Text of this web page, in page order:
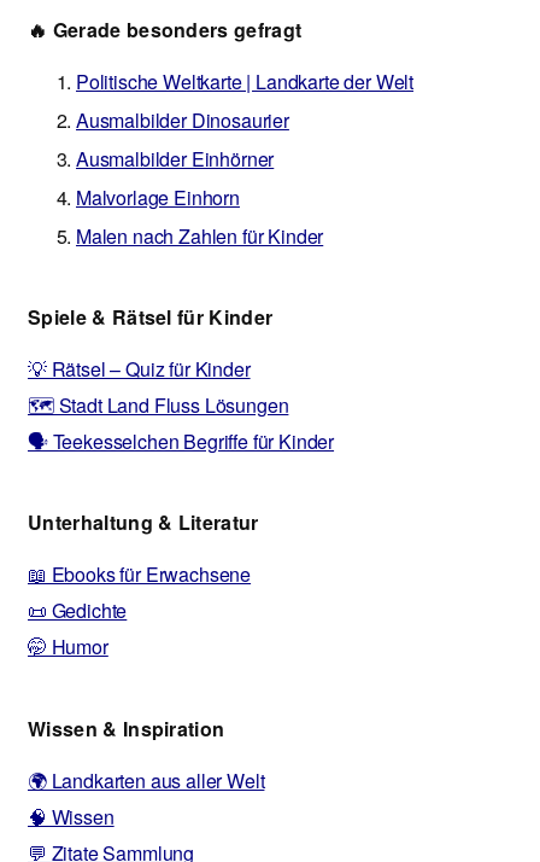
🔥 Gerade besonders gefragt
Politische Weltkarte | Landkarte der Welt
Ausmalbilder Dinosaurier
Ausmalbilder Einhörner
Malvorlage Einhorn
Malen nach Zahlen für Kinder
Spiele & Rätsel für Kinder
💡 Rätsel – Quiz für Kinder
🗺️ Stadt Land Fluss Lösungen
🗣️ Teekesselchen Begriffe für Kinder
Unterhaltung & Literatur
📖 Ebooks für Erwachsene
📜 Gedichte
🤭 Humor
Wissen & Inspiration
🌍 Landkarten aus aller Welt
🧠 Wissen
💬 Zitate Sammlung